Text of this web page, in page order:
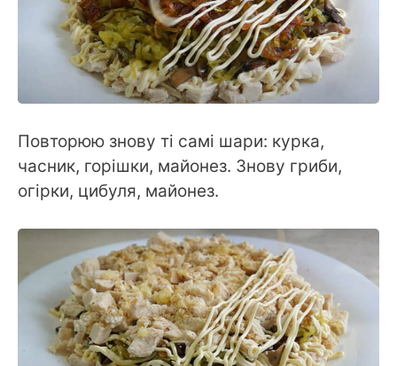
Повторюю знову ті самі шари: курка,
часник, горішки, майонез. Знову гриби,
огірки, цибуля, майонез.